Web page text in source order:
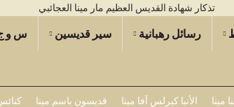
تذكار شهادة القديس العظيم مار مينا العجائبي
رسائل رهبانية سير قديسين س و
مينا الأنبا كيرلس آفا مينا قديسون باسم مينا